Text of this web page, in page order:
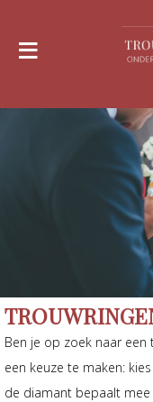
≡
Ben je op zoek naar een
een keuze te maken:
de diamant bepaalt